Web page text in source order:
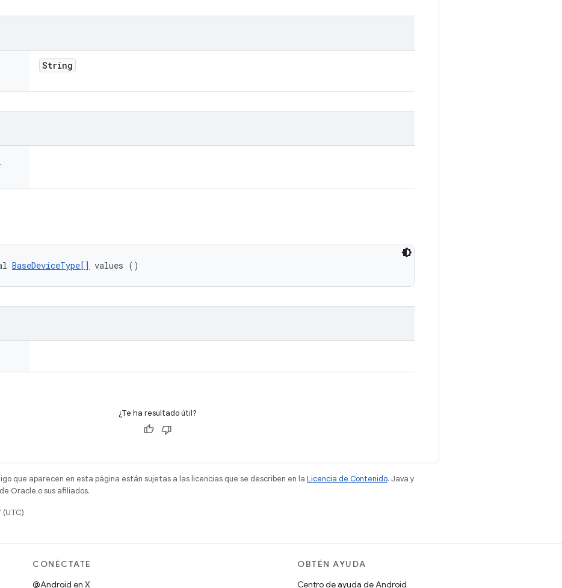
String
BaseDeviceType[] values ()
¿Te ha resultado útil?
que aparecen en esta página están sujetas a las licencias que se describen en la Licencia de Contenido. Java y
Oracle o sus afiliados.
CONÉCTATE
@Android en X
OBTÉN AYUDA
Centro de ayuda de Android